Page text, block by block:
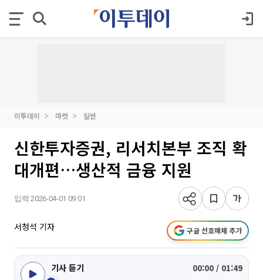
이투데이 마켓 일반
신한투자증권, 리서치본부 조직 확
대개편…생산적 금융 지원
입력 2026-04-01 09:01
서청석 기자 구글 선호매체 추가
기사 듣기 00:00 / 01:49